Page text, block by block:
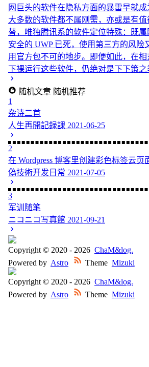
网巨头的软件在隐私方面的暴雷早就
大多数的软件都不属刚需，亦或是有
替，唯独腾讯系的软件定位特殊：既
安全的 UWP 已死，使用第三方的风险
用官方包不可的地步。即便如此，在相
下裸运行这些软件，仍绝对是下下策之
随机文章 随机推荐
1
杂诗二首
人生再開記録課 2021-06-25
2
在 Wordpress 博客里创建彩色标签云页
偽技術开发日常 2021-07-05
3
军训随笔
ニコニコ写真館 2021-09-21
Copyright © 2020 - 2026 ChaM&log.
Powered by Astro Theme Mizuki
Copyright © 2020 - 2026 ChaM&log.
Powered by Astro Theme Mizuki